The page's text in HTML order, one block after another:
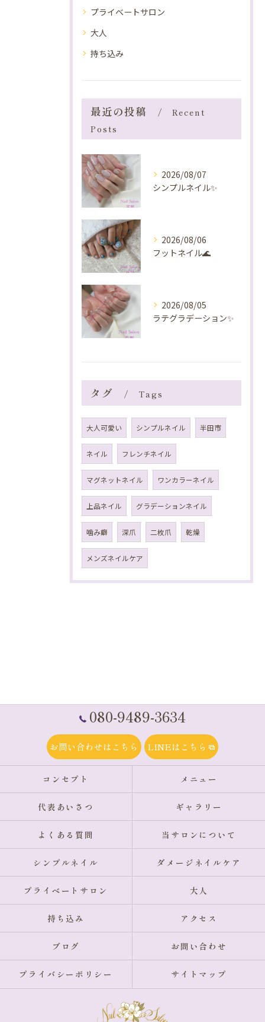
プライベートサロン
大人
持ち込み
最近の投稿
Recent
Posts
2026/08/07
シンプルネイル✨️
2026/08/06
フットネイル🌊
2026/08/05
ラテグラデーション✨️
タグ Tags
大人可愛い シンプルネイル 半田市
ネイル フレンチネイル
マグネットネイル ワンカラーネイル
上品ネイル グラデーションネイル
噛み癖 深爪 二枚爪 乾燥
メンズネイルケア
080-9489-3634
お問い合わせはこちら LINEはこちら
コンセプト メニュー
代表あいさつ ギャラリー
よくある質問 当サロンについて
シンプルネイル ダメージネイルケア
プライベートサロン 大人
持ち込み アクセス
ブログ お問い合わせ
プライバシーポリシー サイトマップ